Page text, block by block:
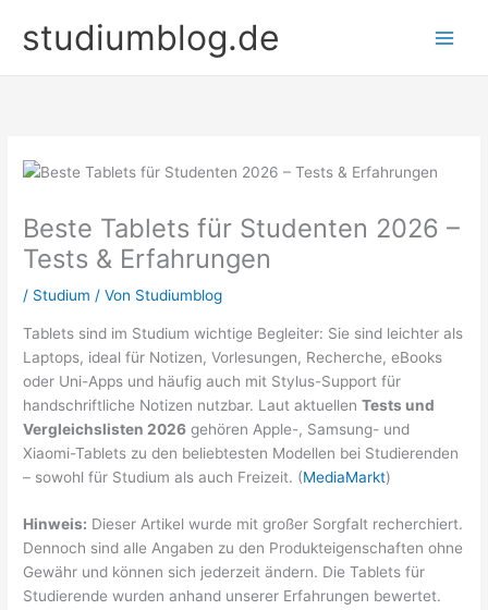
Inhaltstudiumblog.de
Beste Tablets für Studenten 2026 –
Tests & Erfahrungen
/ Studium / Von Studiumblog
Tablets sind im Studium wichtige Begleiter: Sie sind leichter als
Laptops, ideal für Notizen, Vorlesungen, Recherche, eBooks
oder Uni-Apps und häufig auch mit Stylus-Support für
handschriftliche Notizen nutzbar. Laut aktuellenTests und
Vergleichslisten 2026 gehören Apple-, Samsung- und
Xiaomi-Tablets zu den beliebtesten Modellen bei Studierenden
– sowohl für Studium als auch Freizeit. (MediaMarkt)
Hinweis: Dieser Artikel wurde mit großer Sorgfalt recherchiert.
Dennoch sind alle Angaben zu den Produkteigenschaften ohne
Gewähr und können sich jederzeit ändern. Die Tablets für
Studierende wurden anhand unserer Erfahrungen bewertet.